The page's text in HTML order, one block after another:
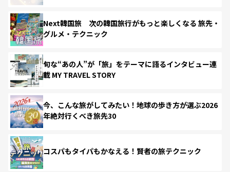
Next韓国旅 次の韓国旅行がもっと楽しくなる 旅先・
グルメ・テクニック
旬な“あの人”が「旅」をテーマに語るインタビュー連
載 MY TRAVEL STORY
今、こんな旅がしてみたい！地球の歩き方が選ぶ2026
年絶対行くべき旅先30
コスパもタイパもかなえる！賢者の旅テクニック